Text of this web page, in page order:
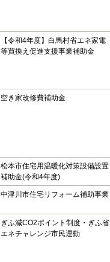
【令和4年度】白馬村省エネ家電
等買換え促進支援事業補助金
空き家改修費補助金
松本市住宅用温暖化対策設備設置
補助金(令和4年度)
中津川市住宅リフォーム補助事業
ぎふ減CO2ポイント制度・ぎふ省
エネチャレンジ市民運動